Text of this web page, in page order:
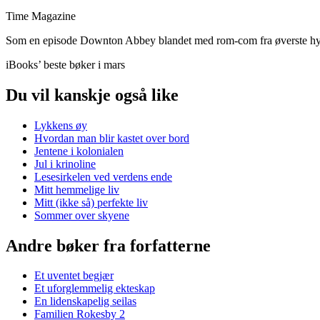
Time Magazine
Som en episode Downton Abbey blandet med rom-com fra øverste
iBooks’ beste bøker i mars
Du vil kanskje også like
Lykkens øy
Hvordan man blir kastet over bord
Jentene i kolonialen
Jul i krinoline
Lesesirkelen ved verdens ende
Mitt hemmelige liv
Mitt (ikke så) perfekte liv
Sommer over skyene
Andre bøker fra forfatterne
Et uventet begjær
Et uforglemmelig ekteskap
En lidenskapelig seilas
Familien Rokesby 2